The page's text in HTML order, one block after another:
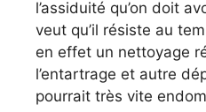
l’assiduité qu’on doit
veut qu’il résiste au
en effet un nettoyage
l’entartrage et autre
pourrait très vite